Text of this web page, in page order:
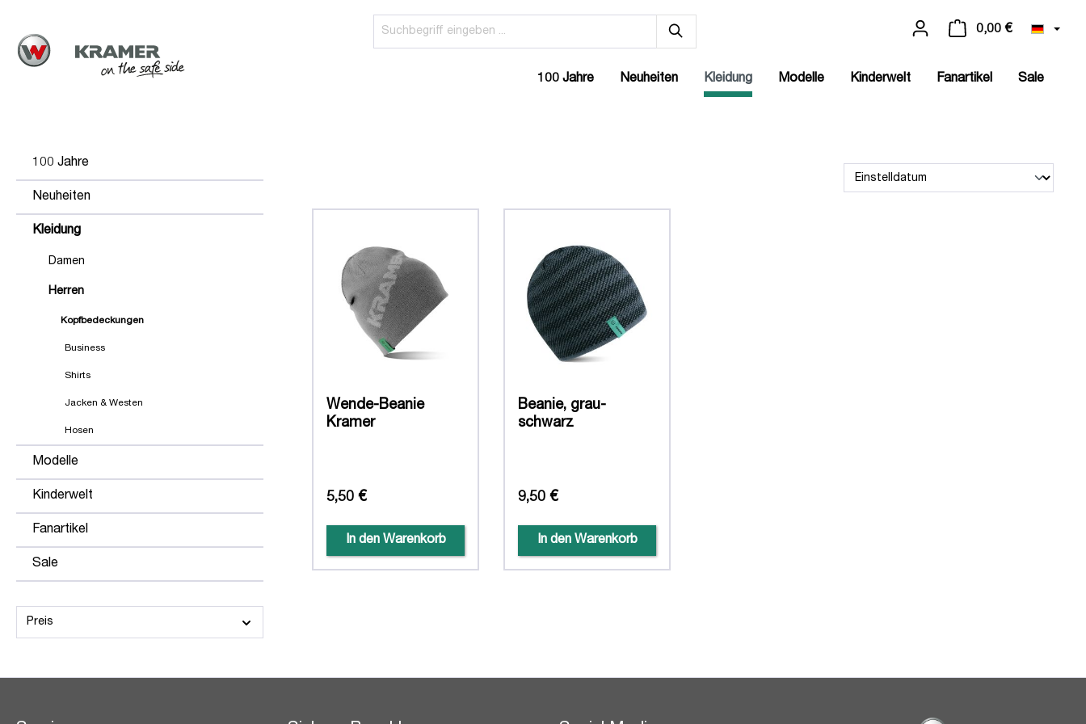
0,00 €
100 Jahre Neuheiten Kleidung Modelle Kinderwelt Fanartikel Sale
100 Jahre
Neuheiten
Kleidung
Damen
Herren
Kopfbedeckungen
Business
Shirts
Jacken & Westen
Hosen
Modelle
Kinderwelt
Fanartikel
Sale
Preis
Wende-Beanie
Kramer
5,50 €
In den Warenkorb
Beanie, grau-
schwarz
9,50 €
In den Warenkorb